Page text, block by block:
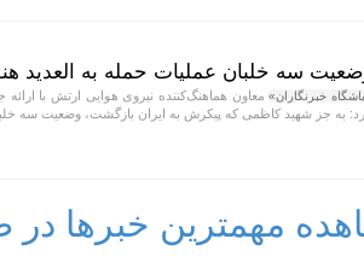
سه خلبان عملیات حمله به
خبرنگاران»معاون هماهنگ‌کننده نیروی هوایی ارتش با ارائه
به جز شهید کاظمی که پیکرش به ایران بازگشت، وضعیت سه
مهمترین خبرها در